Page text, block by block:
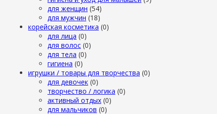
для женщин (54)
для мужчин (18)
корейская косметика (0)
для лица (0)
для волос (0)
для тела (0)
гигиена (0)
игрушки / товары для творчества (0)
для девочек (0)
творчество / логика (0)
активный отдых (0)
для мальчиков (0)